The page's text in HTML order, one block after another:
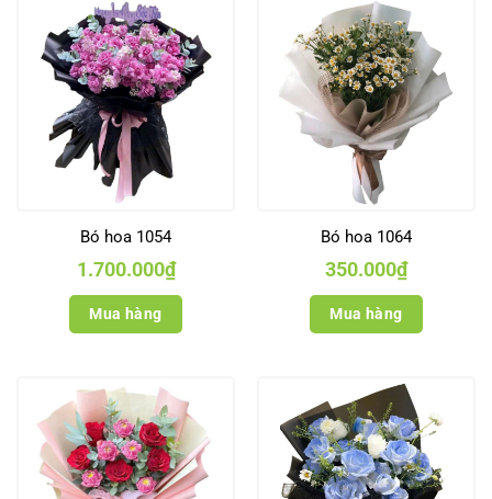
Bó hoa 1054
1.700.000₫
Mua hàng
Bó hoa 1064
350.000₫
Mua hàng